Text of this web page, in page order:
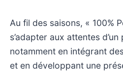
Au fil des saisons, « 100%
s’adapter aux attentes
notamment en intégrant
et en développant une